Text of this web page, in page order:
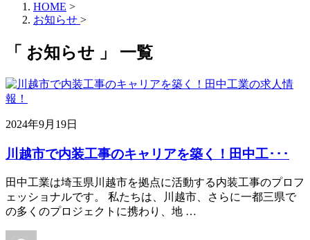
HOME >
お知らせ >
「 お知らせ 」 一覧
2024年9月19日
川越市で内装工事のキャリアを築く！田中工･･･
田中工業は埼玉県川越市を拠点に活動する内装工事のプロフ
ェッショナルです。 私たちは、川越市、さらに一都三県で
の多くのプロジェクトに携わり、地 …